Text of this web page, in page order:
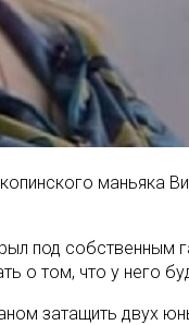
под собственным
о том, что у него
затащить двух